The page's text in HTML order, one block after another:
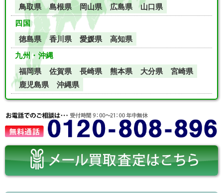
鳥取県
島根県 岡山県 広島県
山口県
四国
徳島県
香川県 愛媛県
高知県
九州・沖縄
福岡県
佐賀県 長崎県 熊本県 大分県
宮崎県
鹿児島県
沖縄県